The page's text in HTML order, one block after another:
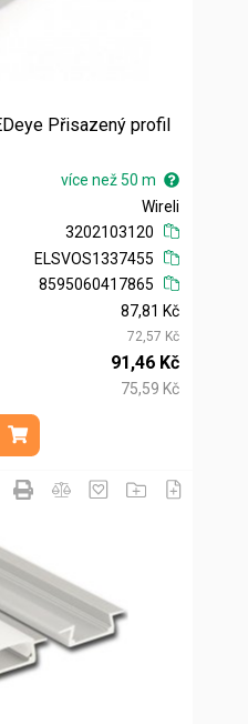
Přisazený profil
více než 50 m
Wireli
3202103120
ELSVOS1337455
8595060417865
87,81 Kč
72,57 Kč
91,46 Kč
75,59 Kč
m
Přidat do košíku